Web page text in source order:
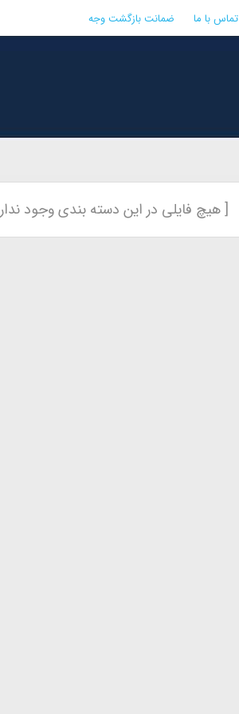
تماس با ما ضمانت بازگشت وجه
[ هیچ فایلی در این دسته بندی وجود